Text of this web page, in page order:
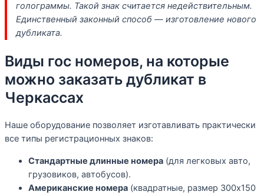
голограммы. Такой знак считается недействительным.
Единственный законный способ — изготовление нового
дубликата.
Виды гос номеров, на которые
можно заказать дубликат в
Черкассах
Наше оборудование позволяет изготавливать практически
все типы регистрационных знаков:
Стандартные длинные номера (для легковых авто,
грузовиков, автобусов).
Американские номера (квадратные, размер 300х150